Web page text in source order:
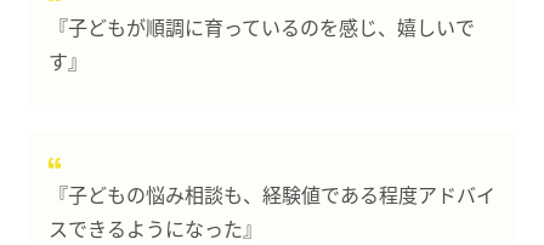
『子どもが順調に育っているのを感じ、嬉しいで
す』
『子どもの悩み相談も、経験値である程度アドバイ
スできるようになった』